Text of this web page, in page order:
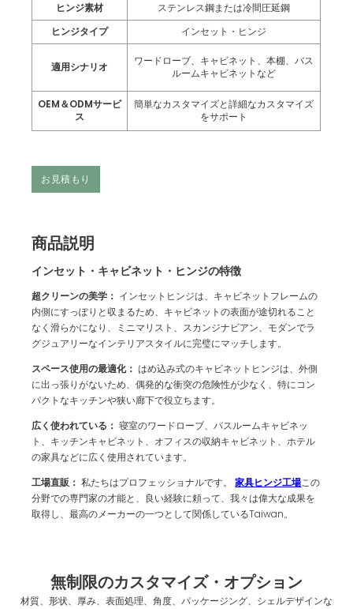
ヒンジ素材
ステンレス鋼または冷間圧延鋼
ヒンジタイプ
インセット・ヒンジ
適用シナリオ
ワードローブ、キャビネット、本棚、バス
ルームキャビネットなど
OEM＆ODMサービ
ス
簡単なカスタマイズと詳細なカスタマイズ
をサポート
お見積もり
商品説明
インセット・キャビネット・ヒンジの特徴
超クリーンの美学： インセットヒンジは、キャビネットフレームの
内側にすっぽりと収まるため、キャビネットの表面が途切れること
なく滑らかになり、ミニマリスト、スカンジナビアン、モダンでラ
グジュアリーなインテリアスタイルに完璧にマッチします。
スペース使用の最適化： はめ込み式のキャビネットヒンジは、外側
に出っ張りがないため、偶発的な衝突の危険性が少なく、特にコン
パクトなキッチンや狭い廊下で役立ちます。
広く使われている：寝室のワードローブ、バスルームキャビネッ
ト、キッチンキャビネット、オフィスの収納キャビネット、ホテル
の家具などに広く使用されています。
工場直販：私たちはプロフェッショナルです。家具ヒンジ工場この
分野での専門家の才能と、良い経験に頼って、我々は偉大な成果を
取得し、最高のメーカーの一つとして関係しているTaiwan。
無制限のカスタマイズ・オプション
材質、形状、厚み、表面処理、角度、パッケージング、シェルデザインな